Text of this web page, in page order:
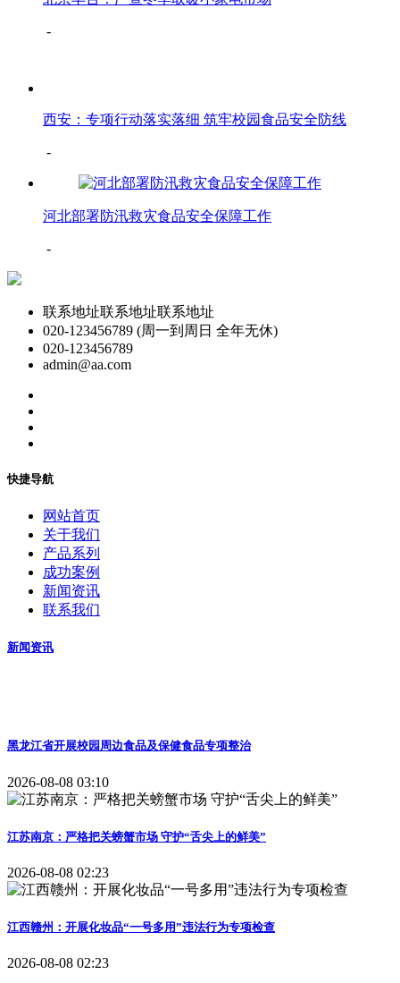
-
西安：专项行动落实落细 筑牢校园食品安全防线
-
河北部署防汛救灾食品安全保障工作
-
联系地址联系地址联系地址
020-123456789 (周一到周日 全年无休)
020-123456789
admin@aa.com
快捷导航
网站首页
关于我们
产品系列
成功案例
新闻资讯
联系我们
新闻资讯
黑龙江省开展校园周边食品及保健食品专项整治
2026-08-08 03:10
江苏南京：严格把关螃蟹市场 守护“舌尖上的鲜美”
2026-08-08 02:23
江西赣州：开展化妆品“一号多用”违法行为专项检查
2026-08-08 02:23